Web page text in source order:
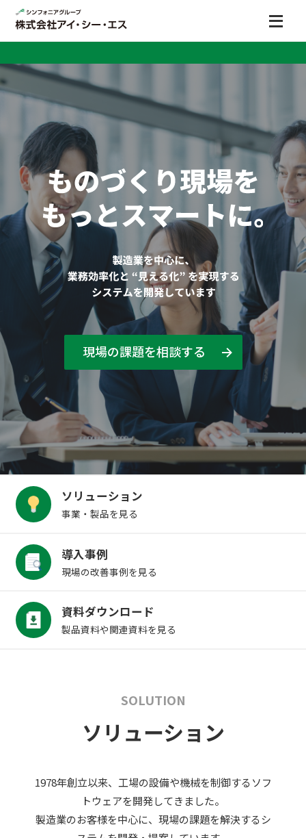
現場の課題を相談する
ソリューション
事業・製品を見る
導入事例
現場の改善事例を見る
資料ダウンロード
製品資料や関連資料を見る
SOLUTION
ソリューション
1978年創立以来、工場の設備や機械を制御するソフ
トウェアを開発してきました。
製造業のお客様を中心に、現場の課題を解決するシ